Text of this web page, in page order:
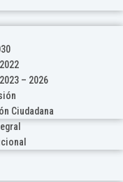
– 2026
Ciudadana